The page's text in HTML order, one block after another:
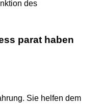
des
parat haben
Sie helfen dem